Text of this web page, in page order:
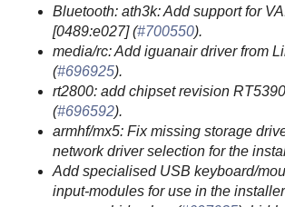
Bluetooth: ath3k: Add support for
[0489:e027] (#700550).
media/rc: Add iguanair driver from
(#696925).
rt2800: add chipset revision
(#696592).
armhf/mx5: Fix missing storage
network driver selection for the
Add specialised USB keyboard/
input-modules for use in the